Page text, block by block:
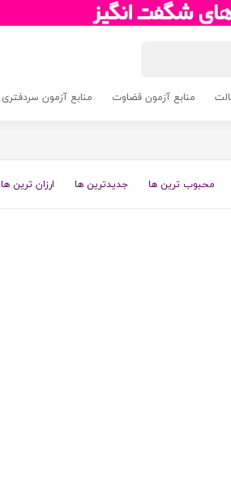
منابع آزمون قضاوت منابع آزمون سردفتری 1405
محبوب ترین ها جدیدترین ها ارزان ترین ها